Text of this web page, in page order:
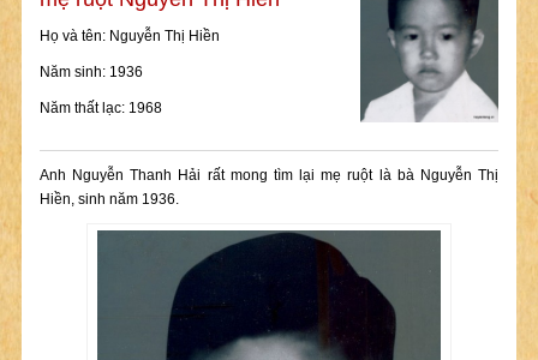
Họ và tên: Nguyễn Thị Hiền
Năm sinh: 1936
Năm thất lạc: 1968
Anh Nguyễn Thanh Hải rất mong tìm lại mẹ ruột là bà Nguyễn Thị
Hiền, sinh năm 1936.